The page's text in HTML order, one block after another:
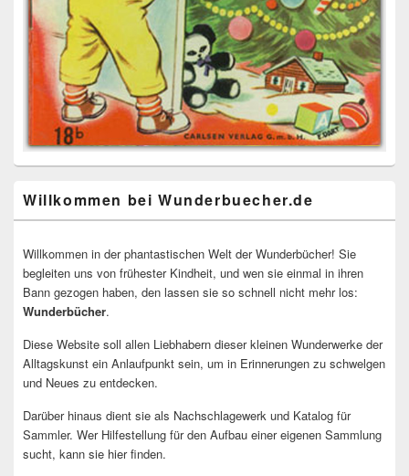
Willkommen bei Wunderbuecher.de
Willkommen in der phantastischen Welt der Wunderbücher! Sie
begleiten uns von frühester Kindheit, und wen sie einmal in ihren
Bann gezogen haben, den lassen sie so schnell nicht mehr los:
Wunderbücher.
Diese Website soll allen Liebhabern dieser kleinen Wunderwerke der
Alltagskunst ein Anlaufpunkt sein, um in Erinnerungen zu schwelgen
und Neues zu entdecken.
Darüber hinaus dient sie als Nachschlagewerk und Katalog für
Sammler. Wer Hilfestellung für den Aufbau einer eigenen Sammlung
sucht, kann sie hier finden.